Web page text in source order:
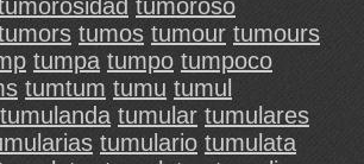
tumoroso
tumos tumour tumours
tumpa tumpo tumpoco
tumtum tumu tumul
tumulanda tumular tumulares
tumulario tumulata